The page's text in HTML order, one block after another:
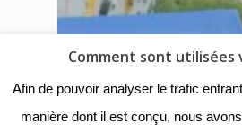
Comment sont utilisées
Afin de pouvoir analyser le trafic
manière dont il est conçu, nous